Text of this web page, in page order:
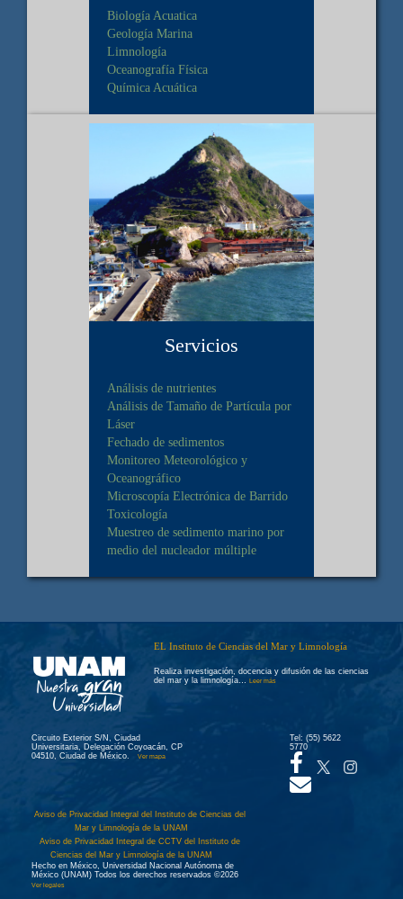
Biología Acuatica
Geología Marina
Limnología
Oceanografía Física
Química Acuática
Servicios
Análisis de nutrientes
Análisis de Tamaño de Partícula por
Láser
Fechado de sedimentos
Monitoreo Meteorológico y
Oceanográfico
Microscopía Electrónica de Barrido
Toxicología
Muestreo de sedimento marino por
medio del nucleador múltiple
EL Instituto de Ciencias del Mar y Limnología
Realiza investigación, docencia y difusión de las ciencias
del mar y la limnología… Leer más
Circuito Exterior S/N, Ciudad
Universitaria, Delegación Coyoacán, CP
04510, Ciudad de México. Ver mapa
Tel: (55) 5622
5770
Aviso de Privacidad Integral del Instituto de Ciencias del
Mar y Limnología de la UNAM
Aviso de Privacidad Integral de CCTV del Instituto de
Ciencias del Mar y Limnología de la UNAM
Hecho en México, Universidad Nacional Autónoma de
México (UNAM) Todos los derechos reservados ©2026
Ver legales